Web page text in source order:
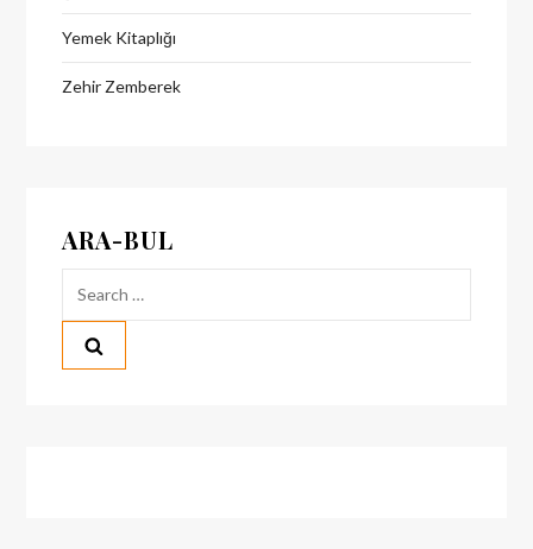
Yemek Kitaplığı
Zehir Zemberek
ARA-BUL